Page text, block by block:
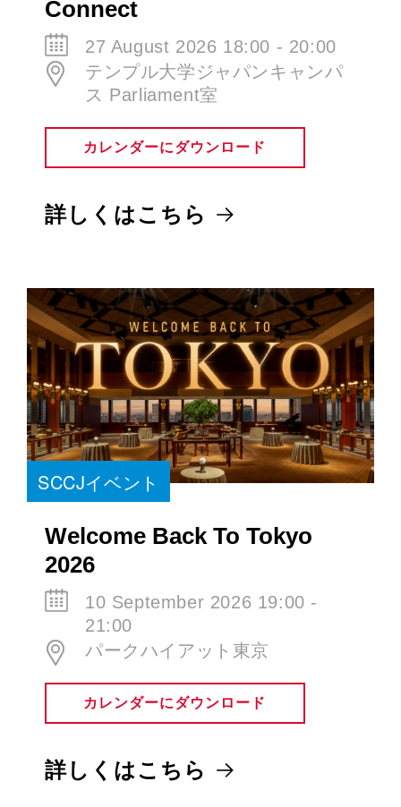
27 August 2026 18:00 - 20:00
テンプル大学ジャパンキャンパ
ス Parliament室
カレンダーにダウンロード
SCCJイベント
2026
10 September 2026 19:00 -
21:00
パークハイアット東京
カレンダーにダウンロード